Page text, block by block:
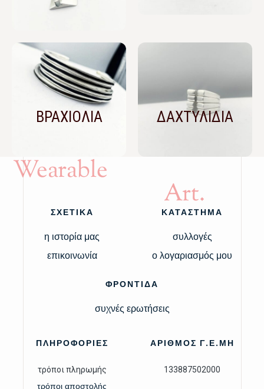
ΒΡΑΧΙΟΛΙΑ ΔΑΧΤΥΛΙΔΙΑ
Wearable
Art.
ΣΧΕΤΙΚΑ
η ιστορία μας
επικοινωνία
ΚΑΤΑΣΤΗΜΑ
συλλογές
ο λογαριασμός μου
ΦΡΟΝΤΙΔΑ
συχνές ερωτήσεις
ΠΛΗΡΟΦΟΡΙΕΣ
τρόποι πληρωμής
τρόποι αποστολής
ΑΡΙΘΜΟΣ Γ.Ε.ΜΗ
133887502000